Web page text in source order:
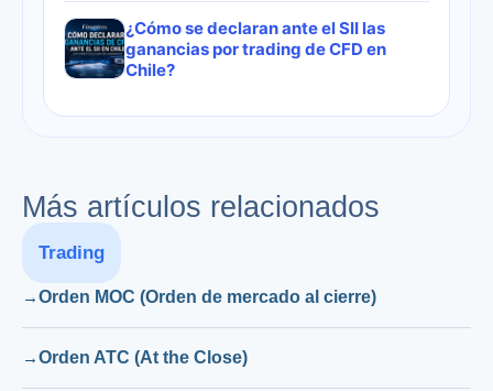
¿Cómo se declaran ante el SII las
ganancias por trading de CFD en
Chile?
Más artículos relacionados
Trading
Orden MOC (Orden de mercado al cierre)
Orden ATC (At the Close)